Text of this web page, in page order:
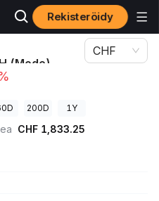
Rekisteröidy
WETH (Mode)-hinta WETH
(Mode)-
CHF
200D 1Y
CHF 1,833.25